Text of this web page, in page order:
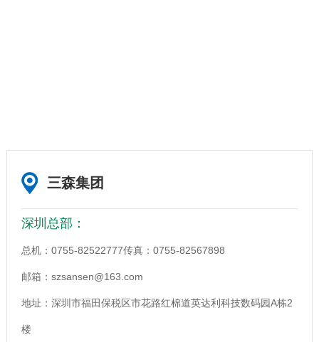
三森集团
深圳总部：
总机：0755-82522777传真：0755-82567898
邮箱：szsansen@163.com
地址：深圳市福田保税区市花路红棉道英达利科技数码园A栋2
楼